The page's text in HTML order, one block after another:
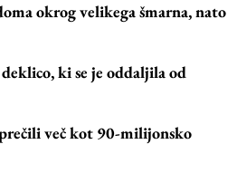
okrog velikega šmarna, nato
ki se je oddaljila od
več kot 90-milijonsko